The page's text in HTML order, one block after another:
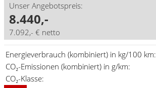
Unser Angebotspreis:
8.440,-
7.092,- € netto
Energieverbrauch (kombiniert) in kg/100 km:
CO₂-Emissionen (kombiniert) in g/km:
CO₂-Klasse: